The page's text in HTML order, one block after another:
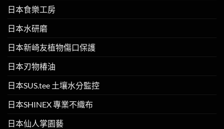
日本食樂工房
日本水研磨
日本新崎友植物傷口保護
日本刃物椿油
日本SUS.tee 土壤水分監控
日本SHINEX 專業不織布
日本仙人掌園藝